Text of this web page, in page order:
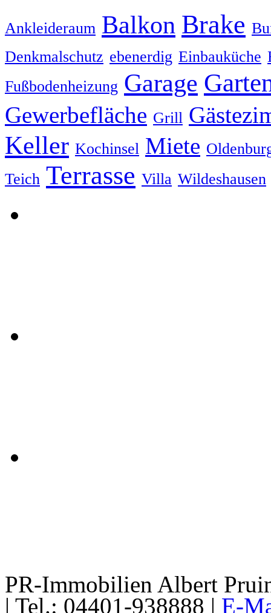
Ankleideraum Balkon Brake
Denkmalschutz ebenerdig Einbauküche
Fußbodenheizung Garage
Gewerbefläche Grill
Keller Kochinsel Miete
Teich Terrasse Villa Wildeshausen
PR-Immobilien Albert
| Tel.: 04401-938888 | E-